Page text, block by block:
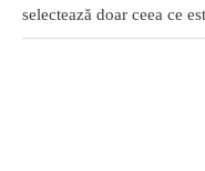
selectează doar ceea ce